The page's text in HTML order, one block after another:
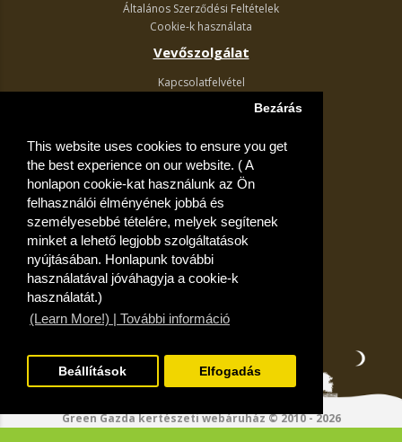
This website uses cookies to ensure you get
the best experience on our website. ( A
honlapon cookie-kat használunk az Ön
felhasználói élményének jobbá és
személyesebbé tételére, melyek segítenek
minket a lehető legjobb szolgáltatások
nyújtásában. Honlapunk további
használatával jóváhagyja a cookie-k
használatát.)
(Learn More!) | További információ
Bezárás
Beállítások Elfogadás
Általános Szerződési Feltételek
Cookie-k használata
Vevőszolgálat
Kapcsolatfelvétel
Akciós ajánlatok
Fiók
Kívánságlista
Green Gazda kertészeti webáruház © 2010 - 2026